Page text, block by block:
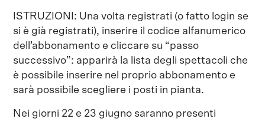
ISTRUZIONI: Una volta registrati (o fatto login se
si è già registrati), inserire il codice alfanumerico
dell’abbonamento e cliccare su “passo
successivo”: apparirà la lista degli spettacoli che
è possibile inserire nel proprio abbonamento e
sarà possibile scegliere i posti in pianta.
Nei giorni 22 e 23 giugno saranno presenti